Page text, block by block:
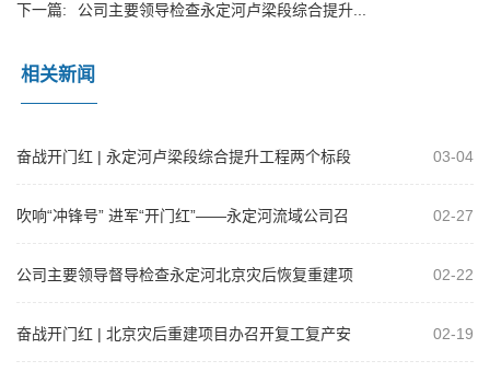
下一篇:
公司主要领导检查永定河卢梁段综合提升...
相关新闻
奋战开门红 | 永定河卢梁段综合提升工程两个标段
03-04
吹响“冲锋号” 进军“开门红”——永定河流域公司召
02-27
公司主要领导督导检查永定河北京灾后恢复重建项
02-22
奋战开门红 | 北京灾后重建项目办召开复工复产安
02-19